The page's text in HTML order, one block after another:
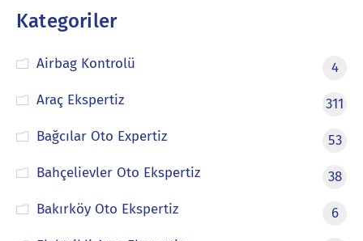
Kategoriler
Airbag Kontrolü
4
Araç Ekspertiz
311
Bağcılar Oto Expertiz
53
Bahçelievler Oto Ekspertiz
38
Bakırköy Oto Ekspertiz
6